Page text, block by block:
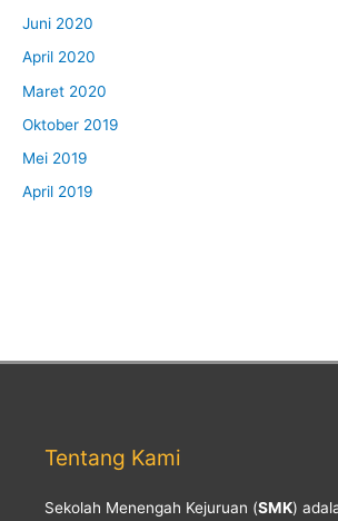
Juni 2020
April 2020
Maret 2020
Oktober 2019
Mei 2019
April 2019
Tentang Kami
Sekolah Menengah Kejuruan (SMK)